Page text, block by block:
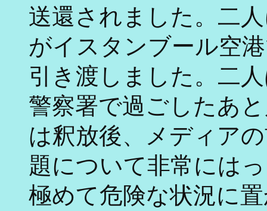
送還されました。二
がイスタンブール空
引き渡しました。二
警察署で過ごしたあ
は釈放後、メディア
題について非常には
極めて危険な状況に